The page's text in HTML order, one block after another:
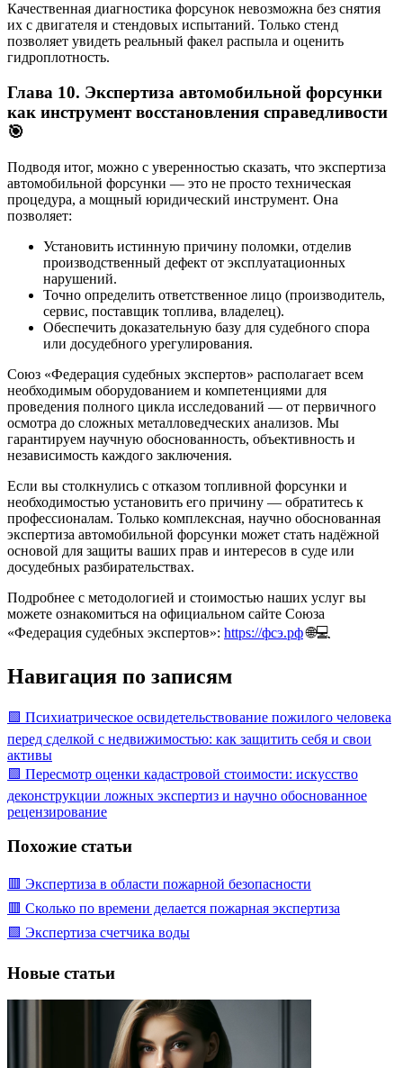
Качественная диагностика форсунок невозможна без снятия
их с двигателя и стендовых испытаний. Только стенд
позволяет увидеть реальный факел распыла и оценить
гидроплотность.
Глава 10. Экспертиза автомобильной форсунки
как инструмент восстановления справедливости
🎯
Подводя итог, можно с уверенностью сказать, что экспертиза
автомобильной форсунки — это не просто техническая
процедура, а мощный юридический инструмент. Она
позволяет:
Установить истинную причину поломки, отделив
производственный дефект от эксплуатационных
нарушений.
Точно определить ответственное лицо (производитель,
сервис, поставщик топлива, владелец).
Обеспечить доказательную базу для судебного спора
или досудебного урегулирования.
Союз «Федерация судебных экспертов» располагает всем
необходимым оборудованием и компетенциями для
проведения полного цикла исследований — от первичного
осмотра до сложных металловедческих анализов. Мы
гарантируем научную обоснованность, объективность и
независимость каждого заключения.
Если вы столкнулись с отказом топливной форсунки и
необходимостью установить его причину — обратитесь к
профессионалам. Только комплексная, научно обоснованная
экспертиза автомобильной форсунки может стать надёжной
основой для защиты ваших прав и интересов в суде или
досудебных разбирательствах.
Подробнее с методологией и стоимостью наших услуг вы
можете ознакомиться на официальном сайте Союза
«Федерация судебных экспертов»: https://фсэ.рф🌐💻
Навигация по записям
🟩 Психиатрическое освидетельствование пожилого человека
перед сделкой с недвижимостью: как защитить себя и свои
активы
🟩 Пересмотр оценки кадастровой стоимости: искусство
деконструкции ложных экспертиз и научно обоснованное
рецензирование
Похожие статьи
🟥 Экспертиза в области пожарной безопасности
🟥 Сколько по времени делается пожарная экспертиза
🟩 Экспертиза счетчика воды
Новые статьи